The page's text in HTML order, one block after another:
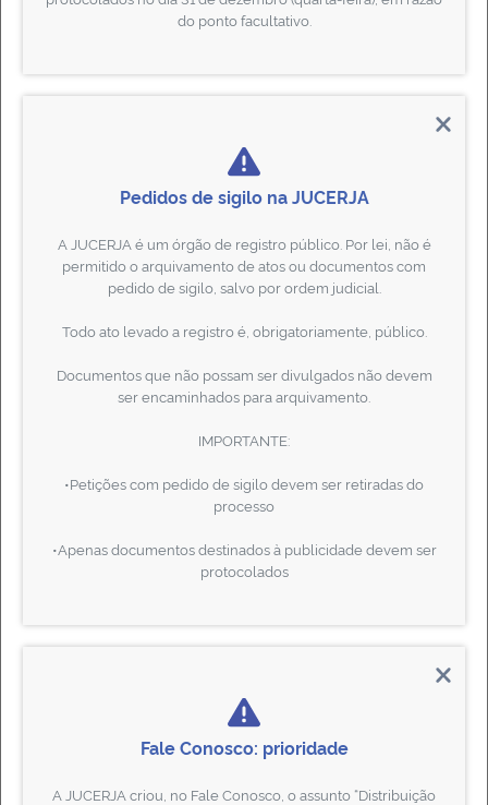
15/01/2026
Sites falsos da JUCERJA
09/01/2026
Mais Notícias
LINKS ÚTEIS
FACEBOOK JUCERJA
Governo do Estado do Rio de Janeiro
do ponto facultativo.
Pedidos de sigilo na JUCERJA
A JUCERJA é um órgão de registro público. Por lei, não é
permitido o arquivamento de atos ou documentos com
pedido de sigilo, salvo por ordem judicial.
Todo ato levado a registro é, obrigatoriamente, público.
Documentos que não possam ser divulgados não devem
ser encaminhados para arquivamento.
IMPORTANTE:
•Petições com pedido de sigilo devem ser retiradas do
processo
•Apenas documentos destinados à publicidade devem ser
protocolados
Fale Conosco: prioridade
A JUCERJA criou, no Fale Conosco, o assunto “Distribuição